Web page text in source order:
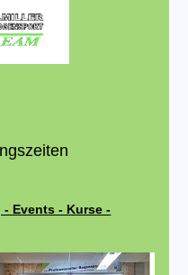
Events - Kurse -